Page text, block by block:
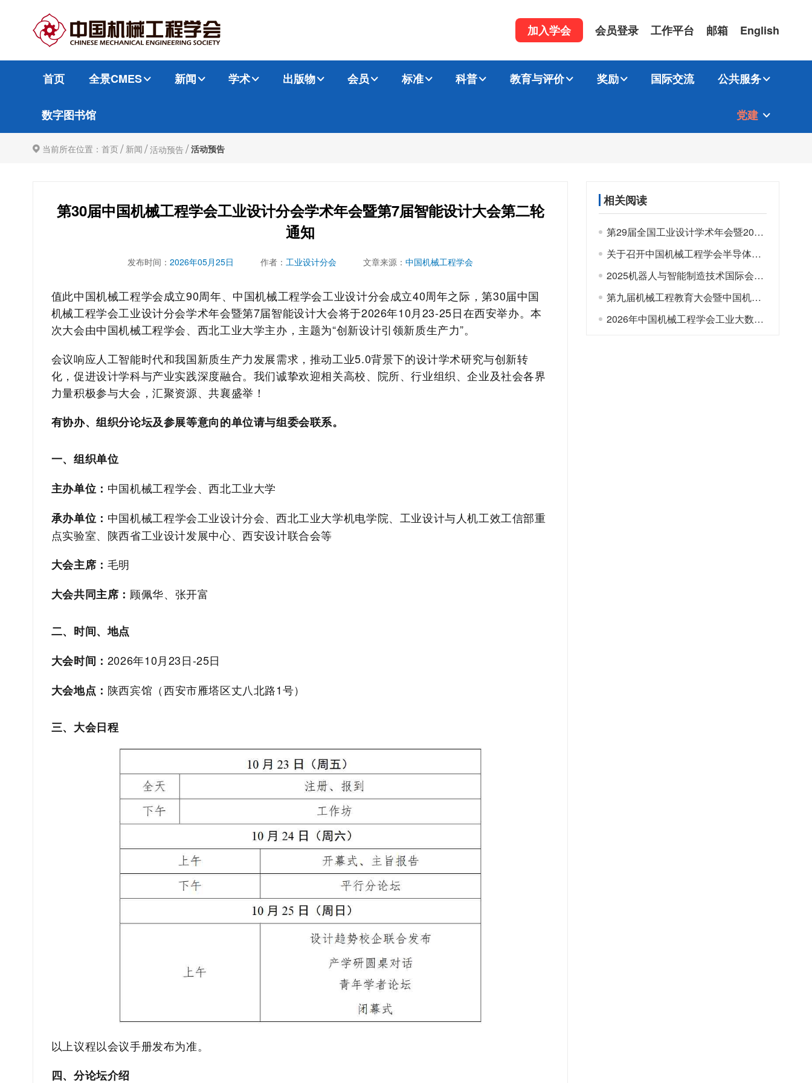
加入学会 会员登录 工作平台 邮箱 English
首页 全景CMES 新闻 学术 出版物 会员 标准 科普 教育与评价 奖励 国际交流 公共服务
数字图书馆 党建
当前所在位置： 首页/ 新闻 /活动预告/活动预告
第30届中国机械工程学会工业设计分会学术年会暨第7届智能设计大会第二轮
通知
发布时间： 2026年05月25日 作者： 工业设计分会 文章来源： 中国机械工程学会
值此中国机械工程学会成立90周年、中国机械工程学会工业设计分会成立40周年之际，第30届中国
机械工程学会工业设计分会学术年会暨第7届智能设计大会将于2026年10月23-25日在西安举办。本
次大会由中国机械工程学会、西北工业大学主办，主题为“创新设计引领新质生产力”。
会议响应人工智能时代和我国新质生产力发展需求，推动工业5.0背景下的设计学术研究与创新转
化，促进设计学科与产业实践深度融合。我们诚挚欢迎相关高校、院所、行业组织、企业及社会各界
力量积极参与大会，汇聚资源、共襄盛举！
有协办、组织分论坛及参展等意向的单位请与组委会联系。
一、组织单位
主办单位： 中国机械工程学会、西北工业大学
承办单位： 中国机械工程学会工业设计分会、西北工业大学机电学院、工业设计与人机工效工信部重
点实验室、陕西省工业设计发展中心、西安设计联合会等
大会主席 ： 毛明
大会共同主席：顾佩华、张开富
二、时间、地点
大会时间： 2026年10月23日-25日
大会地点： 陕西宾馆（西安市雁塔区丈八北路1号）
三、大会日程
以上议程以会议手册发布为准。
四、分论坛介绍
相关阅读
第29届全国工业设计学术年会暨2025工业设计工程大会 在呼和浩特市举办
关于召开中国机械工程学会半导体装备分会成立大会的通知（第二轮）——报名注册系统已开通
2025机器人与智能制造技术国际会议（ISRIMT 2025）暨2025年中国机械工程学会成组与智能集成技术分会年会（第二轮通知）
第九届机械工程教育大会暨中国机械行业卓越工程师教育联盟2026年理事大会第二轮通知
2026年中国机械工程学会工业大数据与智能系统分会学术年会暨第九届大数据驱动的智能制造学术会议通知